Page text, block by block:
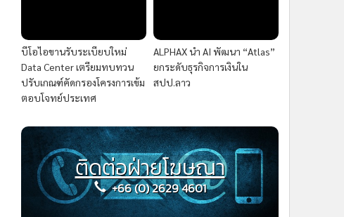
บีโอไอขานรับระเบียบใหม่
Data Center เตรียมทบทวน
ปรับเกณฑ์คัดกรองโครงการเข้ม
ตอบโจทย์ประเทศ
ALPHAX นำ AI พัฒนา “Atlas”
ยกระดับธุรกิจการเงินใน
สปป.ลาว
ติดต่อฝ่ายโฆษณา
+66 (0) 2629 4601